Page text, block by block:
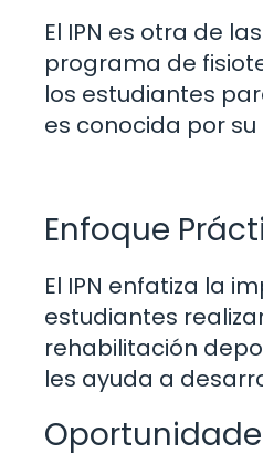
El IPN es otra de
programa de
los estudiantes
es conocida por
Enfoque
El IPN enfatiza la
estudiantes
rehabilitación
les ayuda a